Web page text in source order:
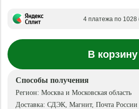
4 платежа по 1028
В корзину
Способы получения
Регион: Москва и Московская область
Доставка: СДЭК, Магнит, Почта России